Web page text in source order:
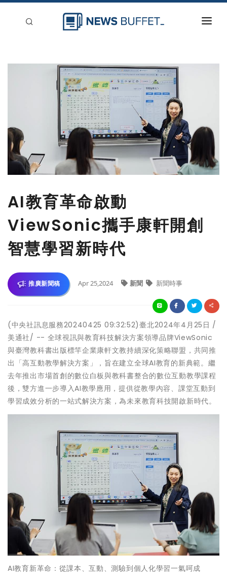
AI教育革命啟動
ViewSonic攜手康軒開創
智慧學習新時代
推廣新聞稿 Apr 25,2024 新聞 新聞時事
(中央社訊息服務20240425 09:32:52)臺北2024年4月25日 /
美通社/ -- 全球視訊與教育科技解決方案領導品牌ViewSonic
與臺灣教科書出版標竿企業康軒文教持續深化策略聯盟，共同推
出「高互動教學解決方案」，旨在建立全球AI教育的新典範。繼
去年推出市場首創的數位白板與教科書整合的數位互動教學課程
後，雙方進一步導入AI教學應用，提供從教學內容、課堂互動到
學習成效分析的一站式解決方案，為未來教育科技開啟新時代。
AI教育新革命：從課本、互動、測驗到個人化學習一氣呵成